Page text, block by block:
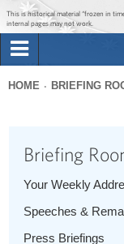
This is historical material “frozen in
internal pages may not work.
Briefing Room
1600 Penn
here
HOME BRIEFING
Briefing
Your Weekly
Speeches &
Press Briefings